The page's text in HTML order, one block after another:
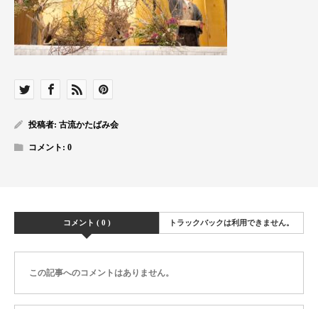
投稿者: 古流かたばみ会
コメント: 0
コメント ( 0 ) トラックバックは利用できません。
この記事へのコメントはありません。